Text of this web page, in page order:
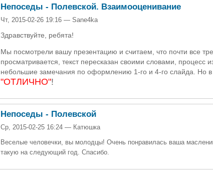
Непоседы - Полевской. Взаимооценивание
Чт, 2015-02-26 19:16 — Sane4ka
Здравствуйте, ребята!
Мы посмотрели вашу презентацию и считаем, что почти все
просматривается, текст пересказан своими словами, процесс
небольшие замечания по оформлению 1-го и 4-го слайда.
"ОТЛИЧНО"!
Непоседы - Полевской
Ср, 2015-02-25 16:24 — Катюшка
Веселые человечки, вы молодцы! Очень понравилась ваша
такую на следующий год. Спасибо.